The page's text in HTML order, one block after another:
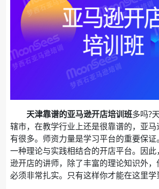
天津靠谱的亚马逊开店培训班多吗?
辖市，在教学行业上还是很靠谱的，亚
有很多。师资力量是学习平台的重要保
一种理论与实践相结合的开店平台。因
逊开店的讲师，除了丰富的理论知识外
必须非常扎实。只有这样你才能在这里学